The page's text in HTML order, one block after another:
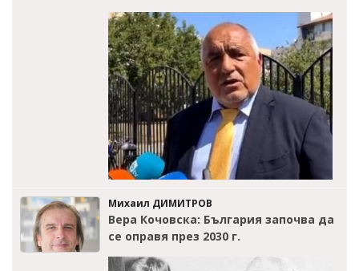
Михаил ДИМИТРОВ
Вера Кочовска: България започва да
се оправя през 2030 г.